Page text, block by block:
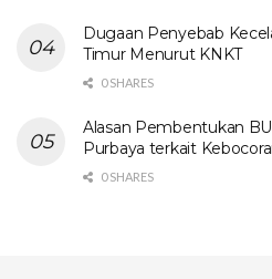
Dugaan Penyebab
Timur Menurut KNKT
0 SHARES
Alasan Pembentukan
Purbaya terkait
0 SHARES